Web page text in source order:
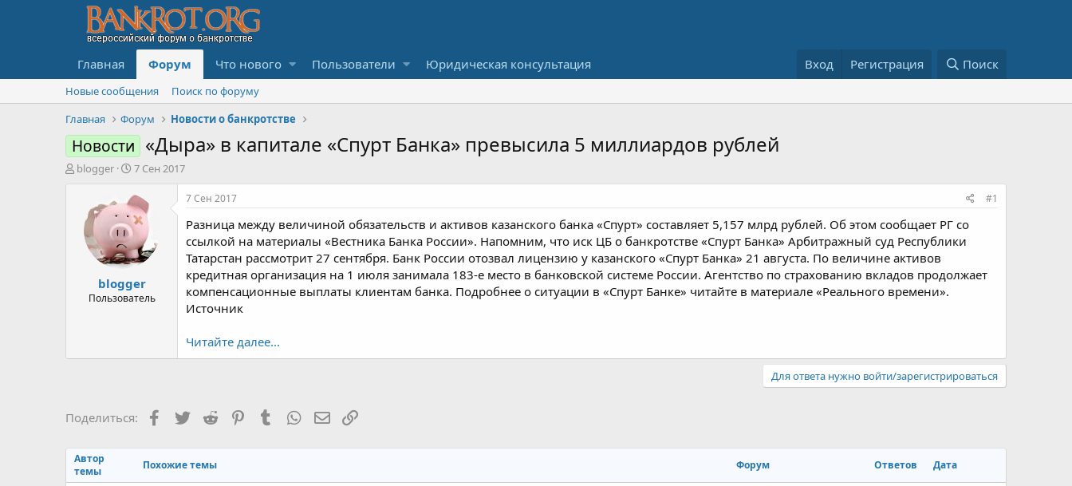
Главная Форум Что нового Пользователи Юридическая консультация Вход Регистрация Поиск
Новые сообщения
Поиск по форуму
Главная
Форум Новости о банкротстве
Новости «Дыра» в капитале «Спурт Банка» превысила 5 миллиардов рублей
А
blogger
Д
т
а
н
а
ч
а
л
а
7 Сен 2017
blogger
Пользователь
7 Сен 2017 #1
Разница между величиной обязательств и активов казанского банка «Спурт» составляет 5,157 млрд рублей. Об этом сообщает РГ со
ссылкой на материалы «Вестника Банка России». Напомним, что иск ЦБ о банкротстве «Спурт Банка» Арбитражный суд Республики
Татарстан рассмотрит 27 сентября. Банк России отозвал лицензию у казанского «Спурт Банка» 21 августа. По величине активов
кредитная организация на 1 июля занимала 183-е место в банковской системе России. Агентство по страхованию вкладов продолжает
компенсационные выплаты клиентам банка. Подробнее о ситуации в «Спурт Банке» читайте в материале «Реального времени».
Источник
Читайте далее...
Для ответа нужно войти/зарегистрироваться
Поделиться: Facebook
TwitterReddit PinterestTumblrWhatsAppЭлектронная почта
Ссылка
Автор
темы
Похожие темы Форум Ответов Дата